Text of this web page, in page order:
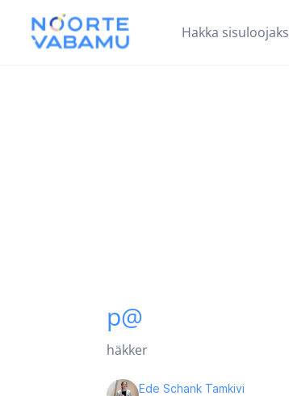
Hakka sisuloojaks
p@
häkker
Ede Schank Tamkivi